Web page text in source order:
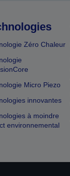
Zéro Chaleur
Micro Piezo
innovantes
à moindre
environnemental